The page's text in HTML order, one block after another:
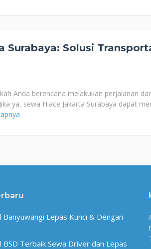
Surabaya: Solusi
Anda berencana melakukan perjalanan
ya, sewa Hiace Jakarta Surabaya dapat
Banyuwangi Lepas Kunci & Dengan
BSD Terbaik Sewa Driver dan Lepas